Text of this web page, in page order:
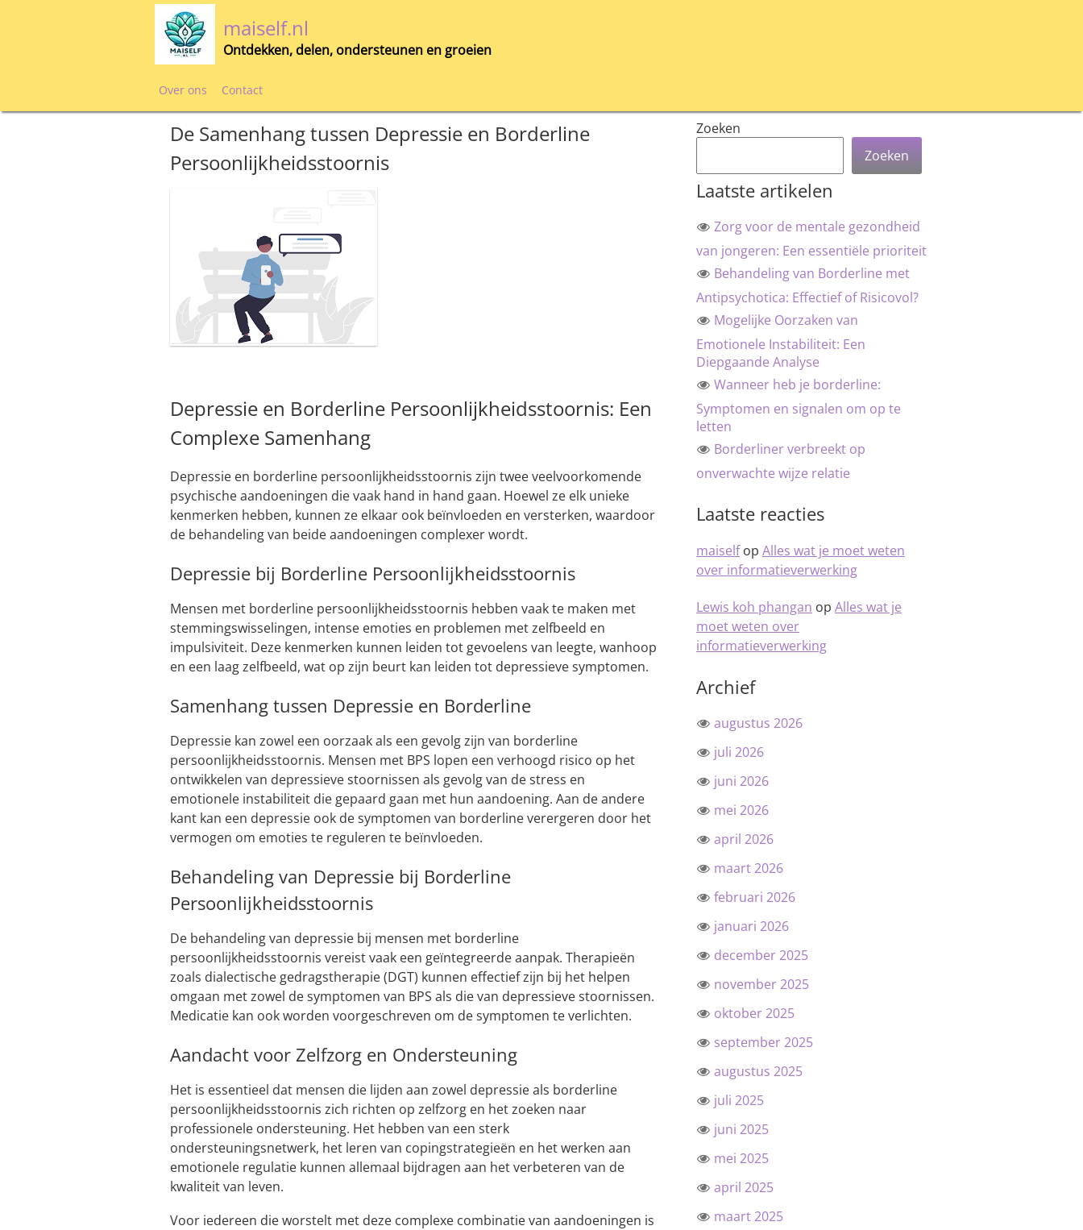
maiself.nl
Ontdekken, delen, ondersteunen en groeien
Over ons Contact
De Samenhang tussen Depressie en Borderline
Persoonlijkheidsstoornis
Depressie en Borderline Persoonlijkheidsstoornis: Een
Complexe Samenhang
Depressie en borderline persoonlijkheidsstoornis zijn twee veelvoorkomende
psychische aandoeningen die vaak hand in hand gaan. Hoewel ze elk unieke
kenmerken hebben, kunnen ze elkaar ook beïnvloeden en versterken, waardoor
de behandeling van beide aandoeningen complexer wordt.
Depressie bij Borderline Persoonlijkheidsstoornis
Mensen met borderline persoonlijkheidsstoornis hebben vaak te maken met
stemmingswisselingen, intense emoties en problemen met zelfbeeld en
impulsiviteit. Deze kenmerken kunnen leiden tot gevoelens van leegte, wanhoop
en een laag zelfbeeld, wat op zijn beurt kan leiden tot depressieve symptomen.
Samenhang tussen Depressie en Borderline
Depressie kan zowel een oorzaak als een gevolg zijn van borderline
persoonlijkheidsstoornis. Mensen met BPS lopen een verhoogd risico op het
ontwikkelen van depressieve stoornissen als gevolg van de stress en
emotionele instabiliteit die gepaard gaan met hun aandoening. Aan de andere
kant kan een depressie ook de symptomen van borderline verergeren door het
vermogen om emoties te reguleren te beïnvloeden.
Behandeling van Depressie bij Borderline
Persoonlijkheidsstoornis
De behandeling van depressie bij mensen met borderline
persoonlijkheidsstoornis vereist vaak een geïntegreerde aanpak. Therapieën
zoals dialectische gedragstherapie (DGT) kunnen effectief zijn bij het helpen
omgaan met zowel de symptomen van BPS als die van depressieve stoornissen.
Medicatie kan ook worden voorgeschreven om de symptomen te verlichten.
Aandacht voor Zelfzorg en Ondersteuning
Het is essentieel dat mensen die lijden aan zowel depressie als borderline
persoonlijkheidsstoornis zich richten op zelfzorg en het zoeken naar
professionele ondersteuning. Het hebben van een sterk
ondersteuningsnetwerk, het leren van copingstrategieën en het werken aan
emotionele regulatie kunnen allemaal bijdragen aan het verbeteren van de
kwaliteit van leven.
Voor iedereen die worstelt met deze complexe combinatie van aandoeningen is
Zoeken
Zoeken
Laatste artikelen
Zorg voor de mentale gezondheid
van jongeren: Een essentiële prioriteit
Behandeling van Borderline met
Antipsychotica: Effectief of Risicovol?
Mogelijke Oorzaken van
Emotionele Instabiliteit: Een
Diepgaande Analyse
Wanneer heb je borderline:
Symptomen en signalen om op te
letten
Borderliner verbreekt op
onverwachte wijze relatie
Laatste reacties
maiselfop Alles wat je moet weten
over informatieverwerking
Lewis koh phangan op Alles wat je
moet weten over
informatieverwerking
Archief
augustus 2026
juli 2026
juni 2026
mei 2026
april 2026
maart 2026
februari 2026
januari 2026
december 2025
november 2025
oktober 2025
september 2025
augustus 2025
juli 2025
juni 2025
mei 2025
april 2025
maart 2025